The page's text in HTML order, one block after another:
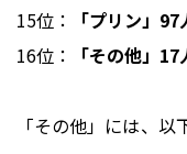
15位：
「プリン」97
16位：
「その他」17
「その他」には、以